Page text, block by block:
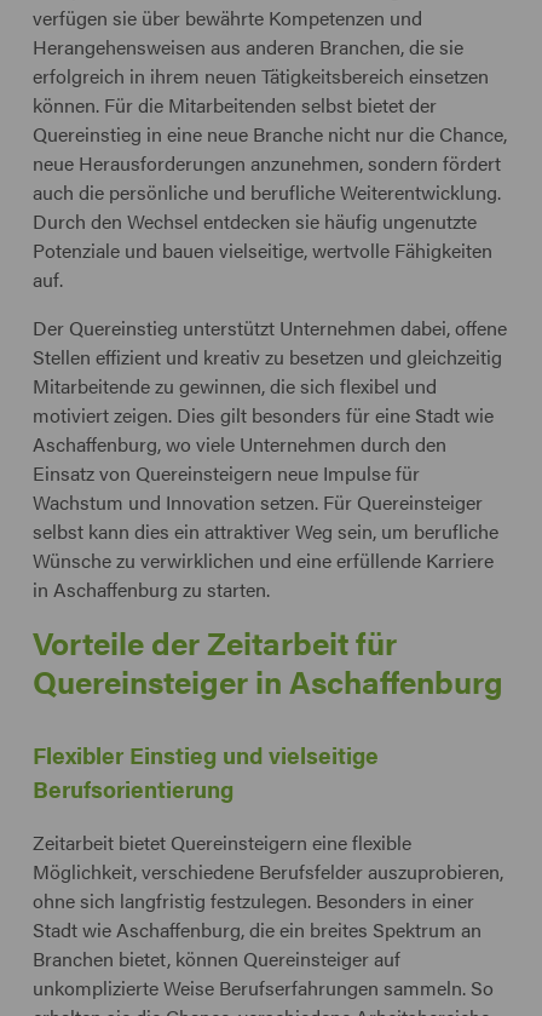
verfügen sie über bewährte Kompetenzen und
Herangehensweisen aus anderen Branchen, die sie
erfolgreich in ihrem neuen Tätigkeitsbereich einsetzen
können. Für die Mitarbeitenden selbst bietet der
Quereinstieg in eine neue Branche nicht nur die Chance,
neue Herausforderungen anzunehmen, sondern fördert
auch die persönliche und berufliche Weiterentwicklung.
Durch den Wechsel entdecken sie häufig ungenutzte
Potenziale und bauen vielseitige, wertvolle Fähigkeiten
auf.
Der Quereinstieg unterstützt Unternehmen dabei, offene
Stellen effizient und kreativ zu besetzen und gleichzeitig
Mitarbeitende zu gewinnen, die sich flexibel und
motiviert zeigen. Dies gilt besonders für eine Stadt wie
Aschaffenburg, wo viele Unternehmen durch den
Einsatz von Quereinsteigern neue Impulse für
Wachstum und Innovation setzen. Für Quereinsteiger
selbst kann dies ein attraktiver Weg sein, um berufliche
Wünsche zu verwirklichen und eine erfüllende Karriere
in Aschaffenburg zu starten.
Vorteile der Zeitarbeit für
Quereinsteiger in Aschaffenburg
Flexibler Einstieg und vielseitige
Berufsorientierung
Zeitarbeit bietet Quereinsteigern eine flexible
Möglichkeit, verschiedene Berufsfelder auszuprobieren,
ohne sich langfristig festzulegen. Besonders in einer
Stadt wie Aschaffenburg, die ein breites Spektrum an
Branchen bietet, können Quereinsteiger auf
unkomplizierte Weise Berufserfahrungen sammeln. So